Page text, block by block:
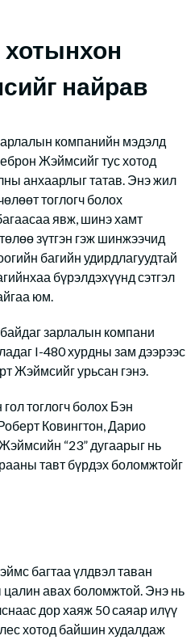
найрав
компанийн мэдэлд
Жэймсийг тус хотод
анхаарлыг татав. Энэ жил
тоглогч болох
явж, шинэ хамт
зүтгэн гэж шинжээчид
багийн удирдлагуудтай
бүрэлдэхүүнд сэтгэл
юм.
зарлалын компани
I-480 хурдны зам дээрээс
Жэймсийг урьсан гэнэ.
тоглогч болох Бэн
Ковингтон, Дарио
“23” дугаарыг нь
тавт бүрдэх боломжтойг
багтаа үлдвэл таван
цалин авах боломжтой. Энэ нь
дор хаяж 50 саяар илүү
хотод байшин худалдаж